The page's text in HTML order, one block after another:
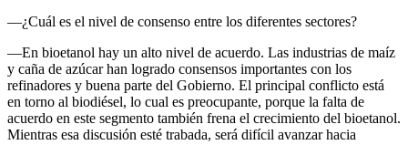
—¿Cuál es el nivel de consenso entre los diferentes sectores?
—En bioetanol hay un alto nivel de acuerdo. Las industrias de maíz
y caña de azúcar han logrado consensos importantes con los
refinadores y buena parte del Gobierno. El principal conflicto está
en torno al biodiésel, lo cual es preocupante, porque la falta de
acuerdo en este segmento también frena el crecimiento del bioetanol.
Mientras esa discusión esté trabada, será difícil avanzar hacia